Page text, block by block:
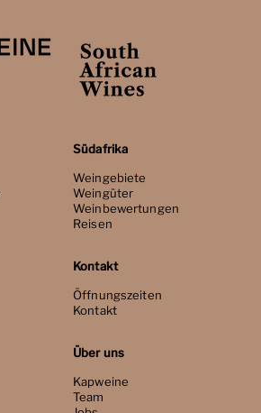
Südafrika
Weingebiete
Weingüter
Weinbewertungen
Reisen
Kontakt
Öffnungszeiten
Kontakt
Über uns
Kapweine
Team